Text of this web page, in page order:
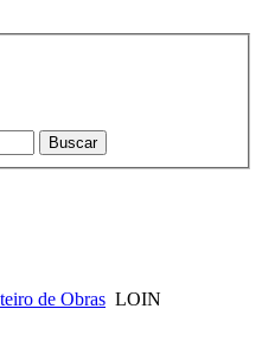
Buscar
de Obras LOIN